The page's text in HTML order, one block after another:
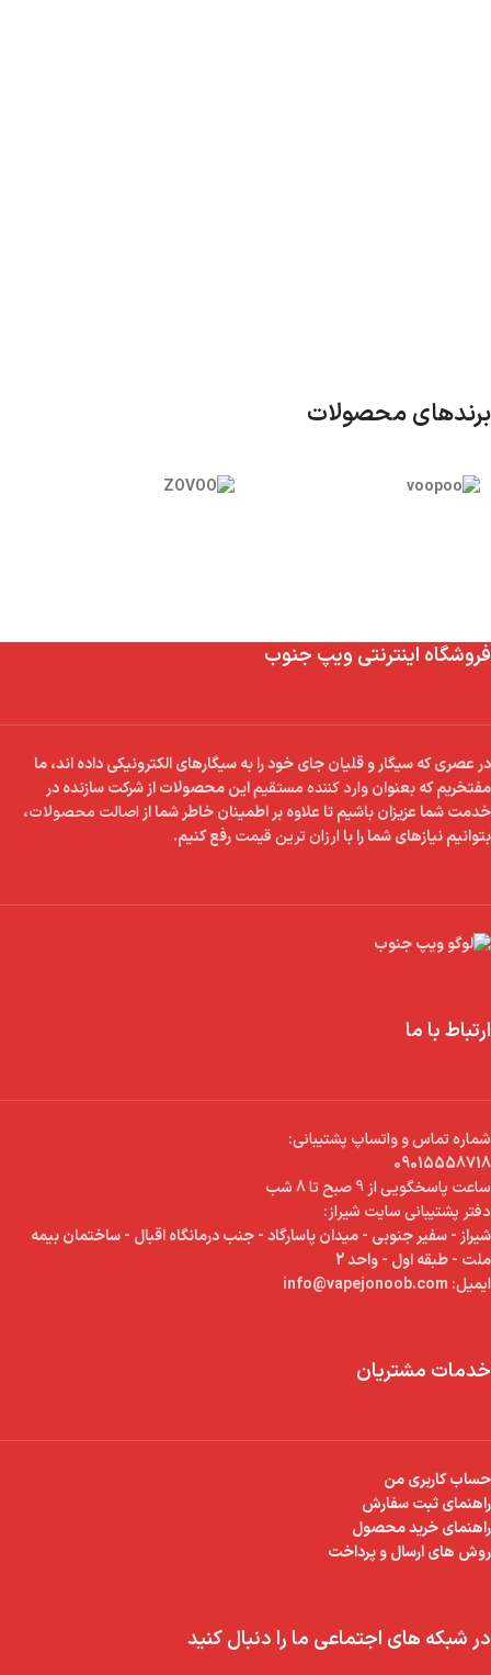
برندهای محصولات
فروشگاه اینترنتی ویپ جنوب
در عصری که سیگار و قلیان جای خود را به سیگارهای الکترونیکی داده اند، ما
مفتخریم که بعنوانوارد کننده مستقیماین محصولات از شرکت سازنده در
خدمت شما عزیزان باشیم تا علاوه بر اطمینان خاطر شما از اصالت محصولات،
بتوانیم نیازهای شما را باارزان ترین قیمترفع کنیم.
ارتباط با ما
شماره تماس و واتساپ پشتیبانی:
09015558718
ساعت پاسخگویی از 9 صبح تا 8 شب
دفتر پشتیبانی سایت شیراز:
شیراز - سفیر جنوبی - میدان پاسارگاد - جنب درمانگاه اقبال - ساختمان بیمه
ملت - طبقه اول - واحد 2
ایمیل:
خدمات مشتریان
حساب کاربری من
راهنمای ثبت سفارش
راهنمای خرید محصول
روش های ارسال و پرداخت
در شبکه های اجتماعی ما را دنبال کنید